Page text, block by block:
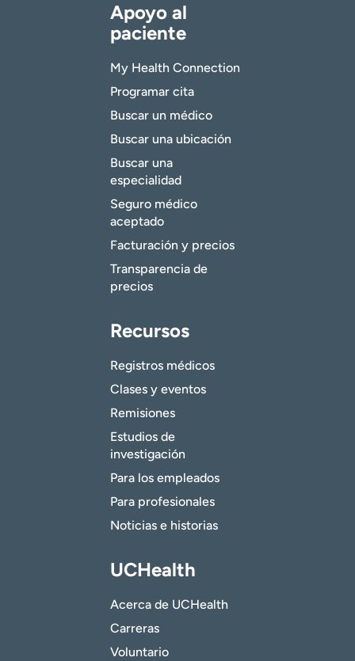
Apoyo al
paciente
My Health Connection
Programar cita
Buscar un médico
Buscar una ubicación
Buscar una
especialidad
Seguro médico
aceptado
Facturación y precios
Transparencia de
precios
Recursos
Registros médicos
Clases y eventos
Remisiones
Estudios de
investigación
Para los empleados
Para profesionales
Noticias e historias
UCHealth
Acerca de UCHealth
Carreras
Voluntario